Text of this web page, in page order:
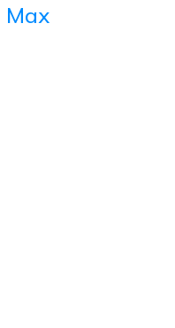
Max